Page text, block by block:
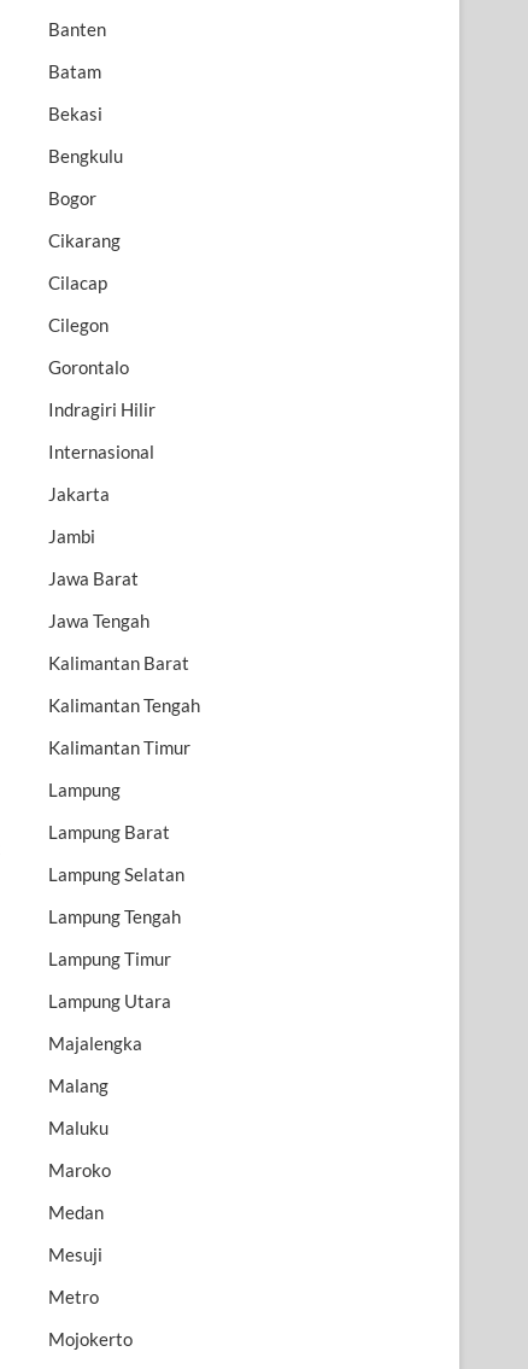
Banten
Batam
Bekasi
Bengkulu
Bogor
Cikarang
Cilacap
Cilegon
Gorontalo
Indragiri Hilir
Internasional
Jakarta
Jambi
Jawa Barat
Jawa Tengah
Kalimantan Barat
Kalimantan Tengah
Kalimantan Timur
Lampung
Lampung Barat
Lampung Selatan
Lampung Tengah
Lampung Timur
Lampung Utara
Majalengka
Malang
Maluku
Maroko
Medan
Mesuji
Metro
Mojokerto